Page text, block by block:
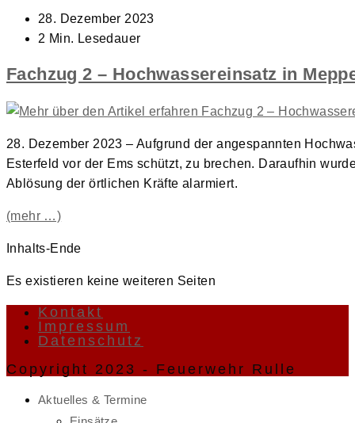
Beitrag
veröffentlicht:
28. Dezember 2023
Lesedauer:
2 Min. Lesedauer
Fachzug 2 – Hochwassereinsatz in
28. Dezember 2023 – Aufgrund der angespannten
Esterfeld vor der Ems schützt, zu brechen. Daraufhin
Ablösung der örtlichen Kräfte alarmiert.
(mehr …)
Inhalts-Ende
Es existieren keine weiteren Seiten
Kontakt
Impressum
Datenschutz
Copyright 2023 - Feuerwehr Rulle
Aktuelles & Termine